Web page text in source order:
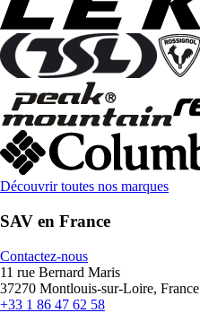
Découvrir toutes nos marques
SAV en France
Contactez-nous
11 rue Bernard Maris
37270 Montlouis-sur-Loire, France
+33 1 86 47 62 58